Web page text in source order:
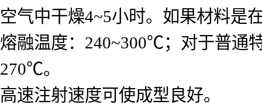
空气中干燥4~5小时。如果材料是
熔融温度：240~300℃；对于普通
270℃。
高速注射速度可使成型良好。